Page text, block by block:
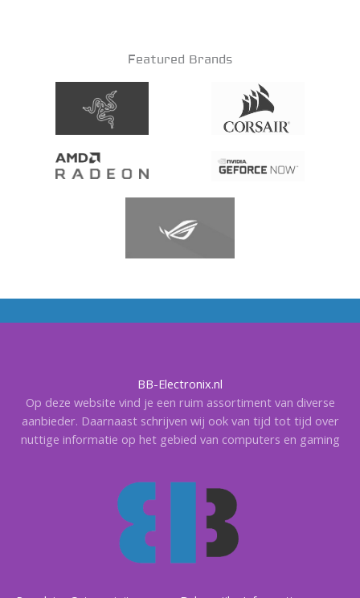
Featured Brands
BB-Electronix.nl
Op deze website vind je een ruim assortiment van diverse
aanbieder. Daarnaast schrijven wij ook van tijd tot tijd over
nuttige informatie op het gebied van computers en gaming